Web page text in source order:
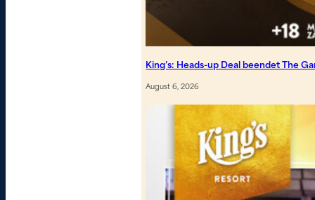
King’s: Heads-up Deal beendet The
August 6, 2026